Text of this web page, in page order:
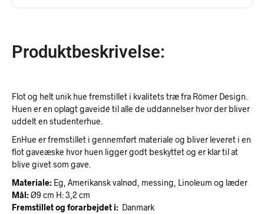
Produktbeskrivelse:
Flot og helt unik hue fremstillet i kvalitets træ fra Römer Design.
Huen er en oplagt gaveidé til alle de uddannelser hvor der bliver
uddelt en studenterhue.
EnHue er fremstillet i gennemført materiale og bliver leveret i en
flot gaveæske hvor huen ligger godt beskyttet og er klar til at
blive givet som gave.
Materiale: Eg, Amerikansk valnød, messing, Linoleum og læder
Mål:Ø9 cm H: 3,2 cm
Fremstillet og forarbejdet i: Danmark